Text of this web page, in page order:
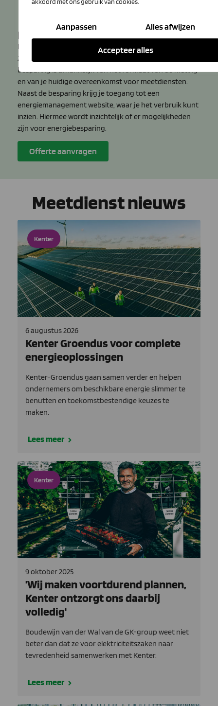
Aanpassen Alles afwijzen
Accepteer alles
Bespaar direct
De besparing op meetdiensten voor gas bedraagt ca
20%, en op meetdiensten voor elektra ca 40%. De exacte
besparing is afhankelijk van het formaat van de meting
en van je huidige overeenkomst voor meetdiensten.
Naast de besparing krijg je toegang tot een
energiemanagement website, waar je het verbruik kunt
inzien. Hiermee wordt inzichtelijk of er mogelijkheden
zijn voor energiebesparing.
Offerte aanvragen
Meetdienst nieuws
Kenter
6 augustus 2026
Kenter Groendus voor complete
energieoplossingen
Kenter-Groendus gaan samen verder en helpen
ondernemers om beschikbare energie slimmer te
benutten en toekomstbestendige keuzes te
maken.
Lees meer
Kenter
9 oktober 2025
'Wij maken voortdurend plannen,
Kenter ontzorgt ons daarbij
volledig'
Boudewijn van der Wal van de GK-group weet niet
beter dan dat ze voor elektrici­teitszaken naar
tevredenheid samenwerken met Kenter.
Lees meer